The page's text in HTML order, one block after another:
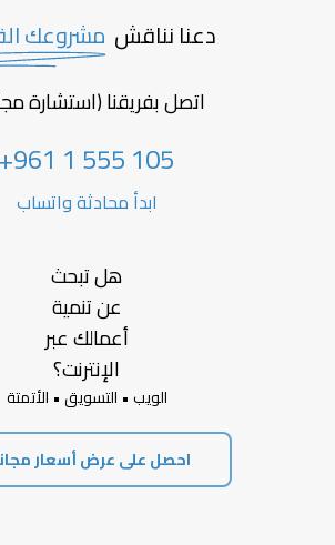
دعنا نناقش مشروعك
اتصل بفريقنا (استشارة
+961 1 555 105
ابدأ محادثة واتساب
هل تبحث
عن تنمية
أعمالك عبر
الإنترنت؟
الويب • التسويق • الأتمتة
احصل على عرض أسعار